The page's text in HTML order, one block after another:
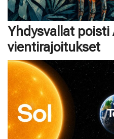
Yhdysvallat
vientirajoitukset